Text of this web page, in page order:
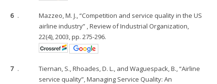
6 .
Mazzeo, M. J., “Competition and service quality in the US
airline industry” , Review of Industrial Organization,
22(4), 2003, pp. 275-296.
7 .
Tiernan, S., Rhoades, D. L., and Waguespack, B., “Airline
service quality”, Managing Service Quality: An